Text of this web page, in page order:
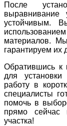
После
устойчивым.
материалов.
гарантируем их
Обратившись к
для
работу в
специалисты
помочь в
прямо сейчас
участка!